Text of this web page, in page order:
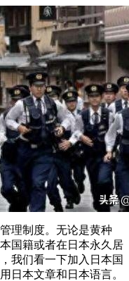
理制度。无论是黄种
国籍或者在日本永久居
我们看一下加入日本国
日本文章和日本语言。